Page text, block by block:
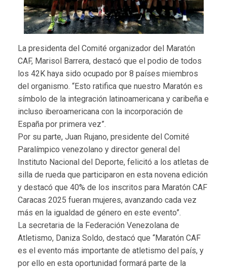
La presidenta del Comité organizador del Maratón
CAF, Marisol Barrera, destacó que el podio de todos
los 42K haya sido ocupado por 8 países miembros
del organismo. “Esto ratifica que nuestro Maratón es
símbolo de la integración latinoamericana y caribeña e
incluso iberoamericana con la incorporación de
España por primera vez”.
Por su parte, Juan Rujano, presidente del Comité
Paralímpico venezolano y director general del
Instituto Nacional del Deporte, felicitó a los atletas de
silla de rueda que participaron en esta novena edición
y destacó que 40% de los inscritos para Maratón CAF
Caracas 2025 fueran mujeres, avanzando cada vez
más en la igualdad de género en este evento”.
La secretaria de la Federación Venezolana de
Atletismo, Daniza Soldo, destacó que “Maratón CAF
es el evento más importante de atletismo del país, y
por ello en esta oportunidad formará parte de la